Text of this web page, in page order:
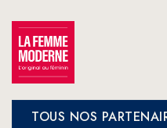
TOUS NOS